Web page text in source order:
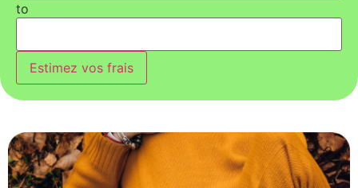
to
Estimez vos frais